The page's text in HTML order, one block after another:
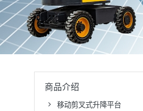
商品介绍
移动剪叉式升降平台